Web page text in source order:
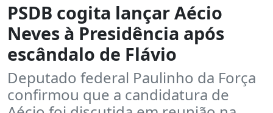
PSDB cogita lançar Aécio
Neves à Presidência após
escândalo de Flávio
Deputado federal Paulinho da Força
confirmou que a candidatura de